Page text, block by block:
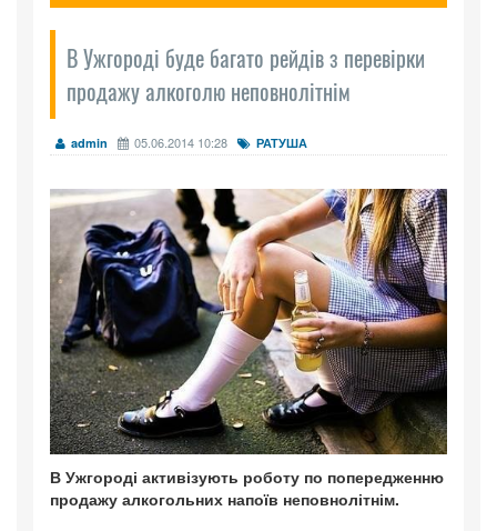
В Ужгороді буде багато рейдів з перевірки
продажу алкоголю неповнолітнім
admin 05.06.2014 10:28 РАТУША
В Ужгороді активізують роботу по попередженню
продажу алкогольних напоїв неповнолітнім.